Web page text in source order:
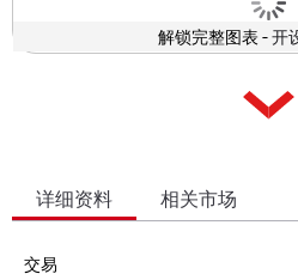
解锁完整图表 -
详细资料 相关市场